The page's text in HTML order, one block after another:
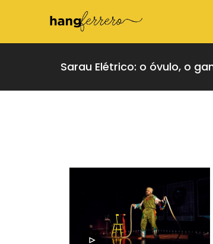
Sarau Elétrico: o óvulo, o